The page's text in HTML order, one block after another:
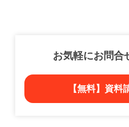
お気軽にお問合
【無料】資料